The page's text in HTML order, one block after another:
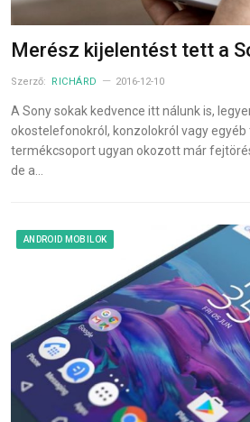
Merész kijelentést tett a
Szerző: RICHÁRD 2016-12-10
A Sony sokak kedvence itt nálunk is,
okostelefonokról, konzolokról vagy
termékcsoport ugyan okozott már
de a…
ANDROID MOBILOK